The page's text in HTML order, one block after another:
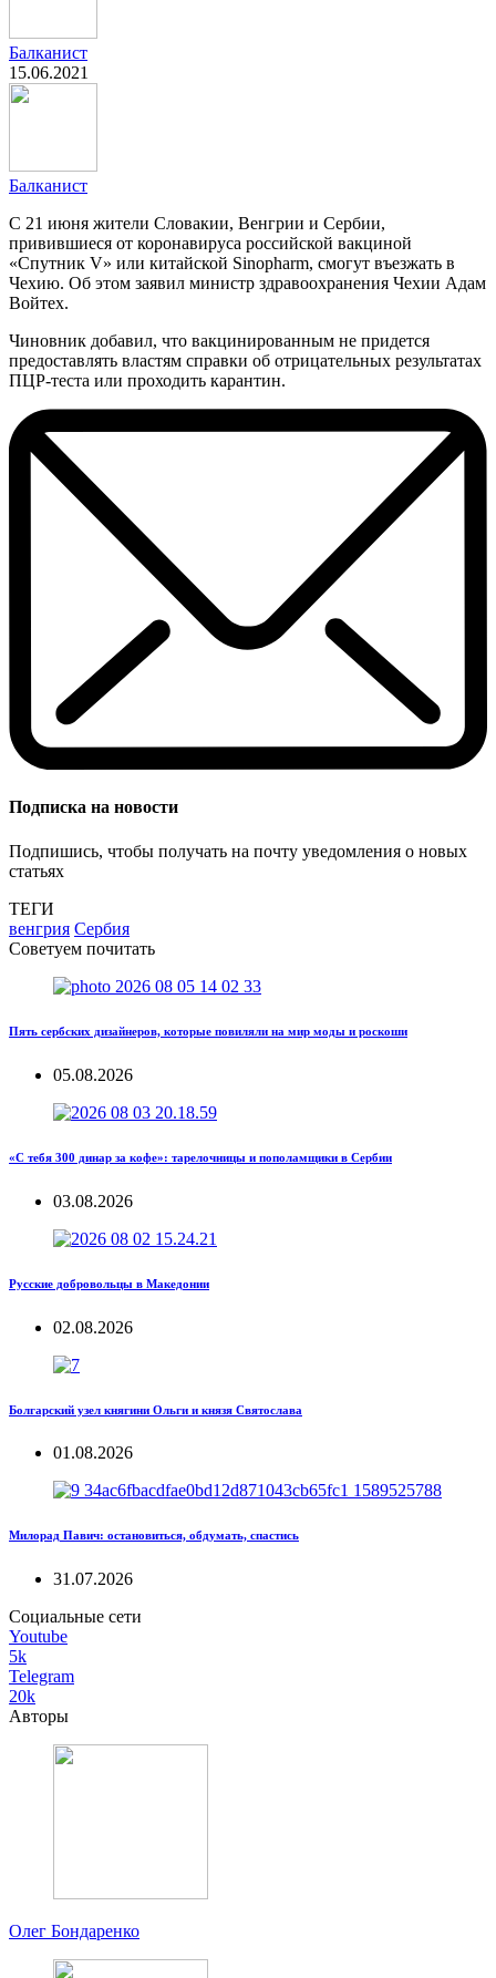
Балканист
15.06.2021
Балканист
С 21 июня жители Словакии, Венгрии и Сербии,
привившиеся от коронавируса российской вакциной
«Спутник V» или китайской Sinopharm, смогут въезжать в
Чехию. Об этом заявил министр здравоохранения Чехии Адам
Войтех.
Чиновник добавил, что вакцинированным не придется
предоставлять властям справки об отрицательных результатах
ПЦР-теста или проходить карантин.
Подписка на новости
Подпишись, чтобы получать на почту уведомления о новых
статьях
ТЕГИ
венгрия Сербия
Советуем почитать
Пять сербских дизайнеров, которые повиляли на мир моды и роскоши
05.08.2026
«С тебя 300 динар за кофе»: тарелочницы и пополамщики в Сербии
03.08.2026
Русские добровольцы в Македонии
02.08.2026
Болгарский узел княгини Ольги и князя Святослава
01.08.2026
Милорад Павич: остановиться, обдумать, спастись
31.07.2026
Социальные сети
Youtube
5k
Telegram
20k
Авторы
Олег Бондаренко